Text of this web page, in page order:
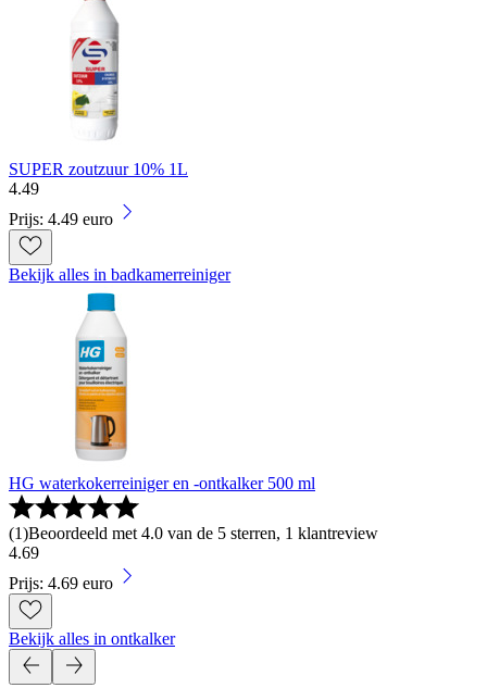
SUPER zoutzuur 10% 1L
4.49
Prijs: 4.49 euro
Bekijk alles in badkamerreiniger
HG waterkokerreiniger en -ontkalker 500 ml
(1)Beoordeeld met 4.0 van de 5 sterren, 1 klantreview
4.69
Prijs: 4.69 euro
Bekijk alles in ontkalker